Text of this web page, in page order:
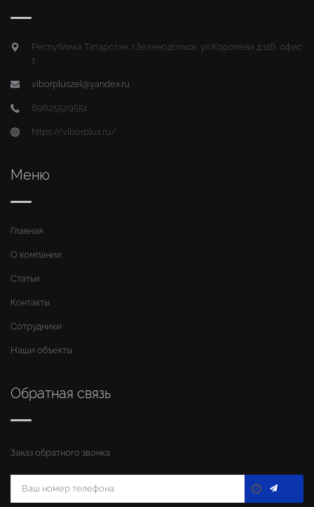
Республика Татарстан, г.Зеленодольск, ул.Королева д.11Б, офис
1
viborpluszel@yandex.ru
89625529551
https://viborplus.ru/
Меню
Главная
О компании
Статьи
Контакты
Сотрудники
Наши объекты
Обратная связь
Заказ обратного звонка